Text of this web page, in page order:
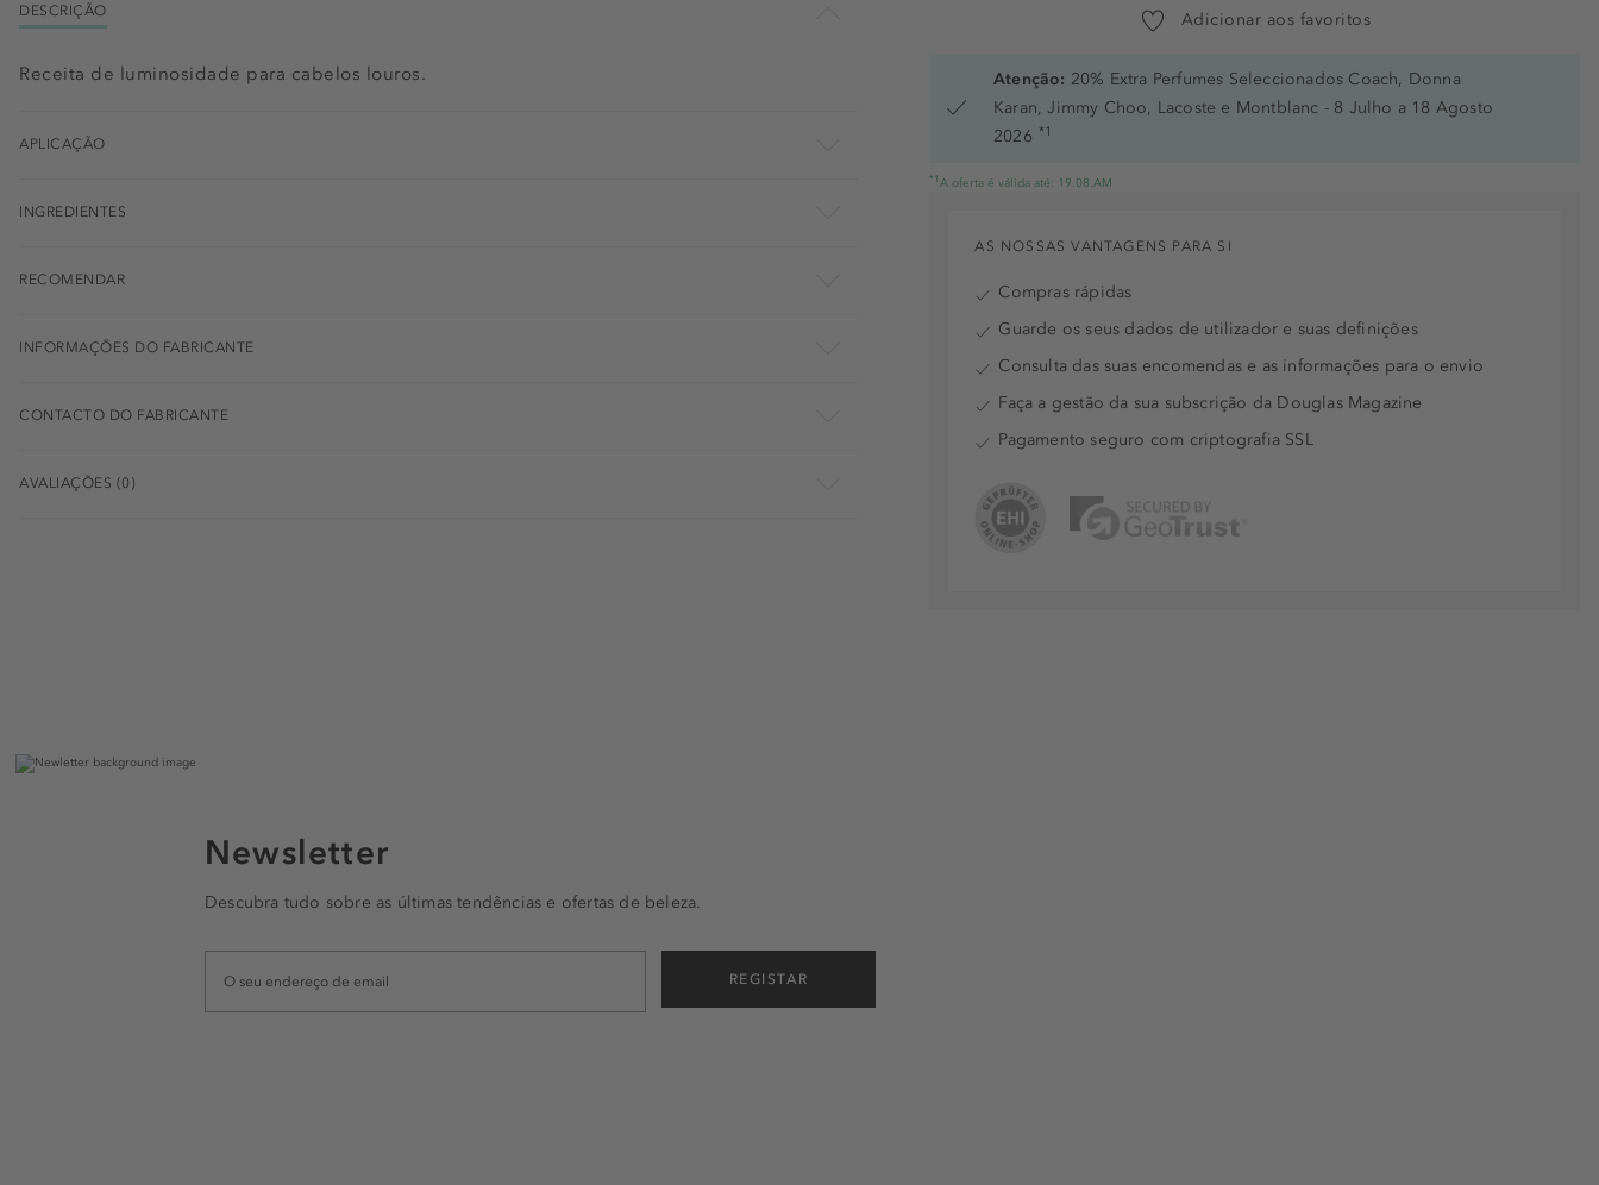
Adicionar aos favoritos
Atenção: 20% Extra Perfumes Seleccionados Coach, Donna
Karan, Jimmy Choo, Lacoste e Montblanc - 8 Julho a 18 Agosto
2026 *1
*1 A oferta é válida até: 19.08.AM
DESCRIÇÃO
Receita de luminosidade para cabelos louros.
APLICAÇÃO
INGREDIENTES
RECOMENDAR
INFORMAÇÕES DO FABRICANTE
CONTACTO DO FABRICANTE
AVALIAÇÕES (0)
AS NOSSAS VANTAGENS PARA SI
Compras rápidas
Guarde os seus dados de utilizador e suas definições
Consulta das suas encomendas e as informações para o envio
Faça a gestão da sua subscrição da Douglas Magazine
Pagamento seguro com criptografia SSL
Newsletter
Descubra tudo sobre as últimas tendências e ofertas de beleza.
REGISTAR